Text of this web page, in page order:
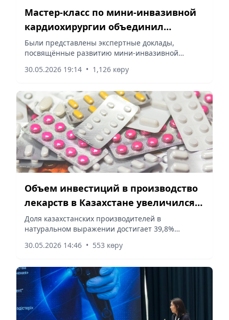
Мастер-класс по мини-инвазивной
кардиохирургии объединил
специалистов со всего Казахстана
Были представлены экспертные доклады,
посвящённые развитию мини-инвазивной
анестезиологическому обеспечению, сообщает
30.05.2026 19:14 • 1,126 көру
Объем инвестиций в производство
лекарств в Казахстане увеличился
более чем в три раза
Доля казахстанских производителей в
натуральном выражении достигает 39,8%
30.05.2026 14:46 • 553 көру